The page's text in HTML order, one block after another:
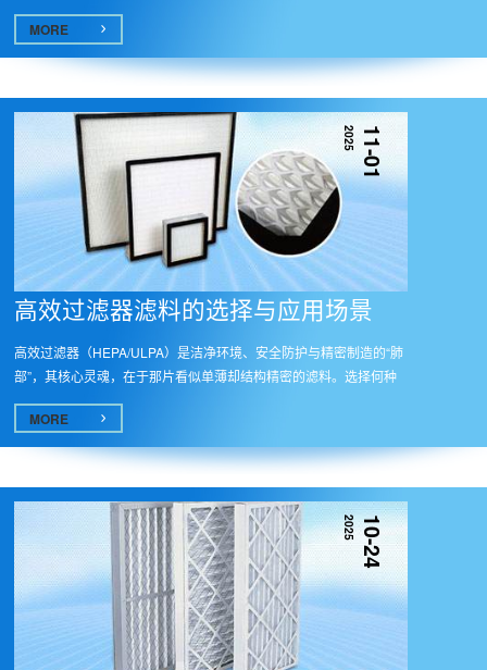
覆膜——这...
MORE
11-01
2025
高效过滤器滤料的选择与应用场景​
高效过滤器（HEPA/ULPA）是洁净环境、安全防护与精密制造的“肺
部”，其核心灵魂，在于那片看似单薄却结构精密的滤料。选择何种
滤料，...
MORE
10-24
2025